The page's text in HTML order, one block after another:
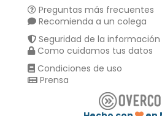
Preguntas más frecuentes
Recomienda a un colega
Seguridad de la información
Como cuidamos tus datos
Condiciones de uso
Prensa